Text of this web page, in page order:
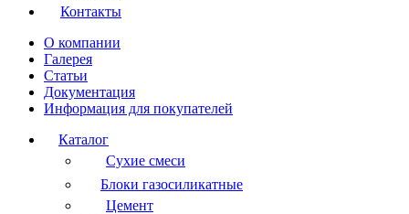
Контакты
О компании
Галерея
Статьи
Документация
Информация для покупателей
Каталог
Сухие смеси
Блоки газосиликатные
Цемент